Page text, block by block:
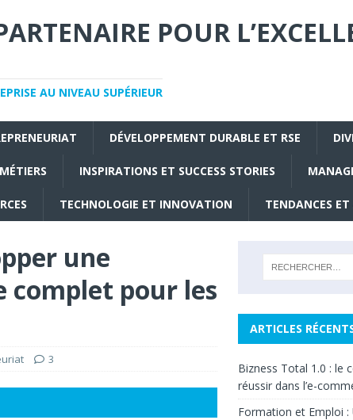
POUR
AU NIVEAU SUPÉRIEUR
DÉVELOPPEMENT DURABLE ET RSE
INSPIRATIONS ET SUCCESS STORIES
TECHNOLOGIE ET INNOVATION TENDANCES
une
complet pour les
3
ARTICLES
Bizness Total 1.0 : le
réussir dans l’e-
Formation et Emploi :